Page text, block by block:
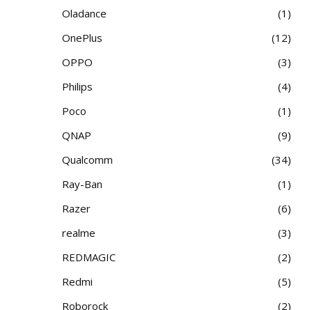
Oladance
1
OnePlus
12
OPPO
3
Philips
4
Poco
1
QNAP
9
Qualcomm
34
Ray-Ban
1
Razer
6
realme
3
REDMAGIC
2
Redmi
5
Roborock
2